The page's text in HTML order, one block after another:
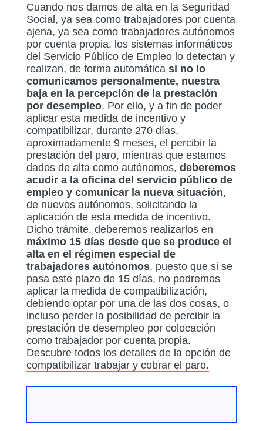
Cuando nos damos de alta en la Seguridad
Social, ya sea como trabajadores por cuenta
ajena, ya sea como trabajadores autónomos
por cuenta propia, los sistemas informáticos
del Servicio Público de Empleo lo detectan y
realizan, de forma automática si no lo
comunicamos personalmente, nuestra
baja en la percepción de la prestación
por desempleo. Por ello, y a fin de poder
aplicar esta medida de incentivo y
compatibilizar, durante 270 días,
aproximadamente 9 meses, el percibir la
prestación del paro, mientras que estamos
dados de alta como autónomos, deberemos
acudir a la oficina del servicio público de
empleo y comunicar la nueva situación,
de nuevos autónomos, solicitando la
aplicación de esta medida de incentivo.
Dicho trámite, deberemos realizarlos en
máximo 15 días desde que se produce el
alta en el régimen especial de
trabajadores autónomos, puesto que si se
pasa este plazo de 15 días, no podremos
aplicar la medida de compatibilización,
debiendo optar por una de las dos cosas, o
incluso perder la posibilidad de percibir la
prestación de desempleo por colocación
como trabajador por cuenta propia.
Descubre todos los detalles de la opción de
compatibilizar trabajar y cobrar el paro.